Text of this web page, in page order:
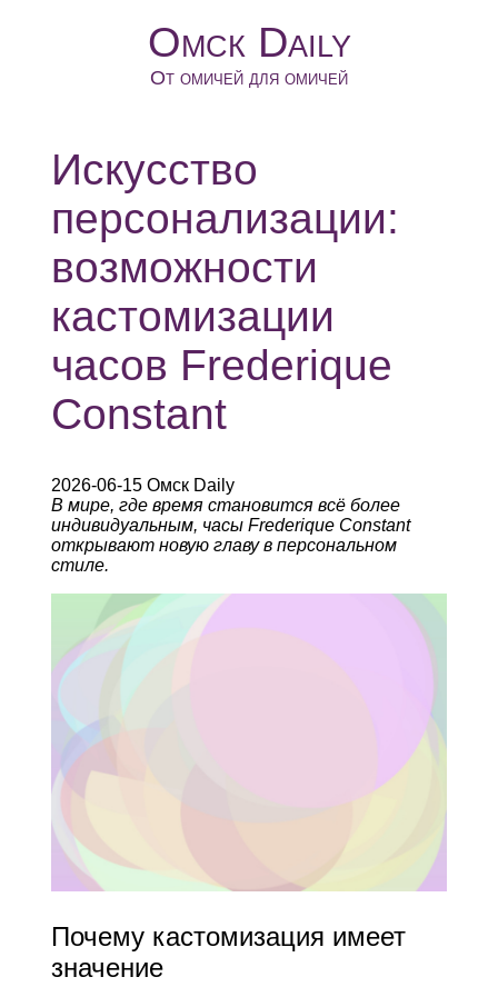
Омск Daily
От омичей для омичей
Искусство
персонализации:
возможности
кастомизации
часов Frederique
Constant
2026-06-15 Омск Daily
В мире, где время становится всё более
индивидуальным, часы Frederique Constant
открывают новую главу в персональном
стиле.
Почему кастомизация имеет
значение